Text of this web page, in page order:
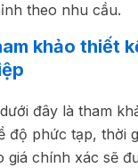
theo nhu cầu.
khảo thiết
đây là tham
độ phức tạp, thời
giá chính xác sẽ